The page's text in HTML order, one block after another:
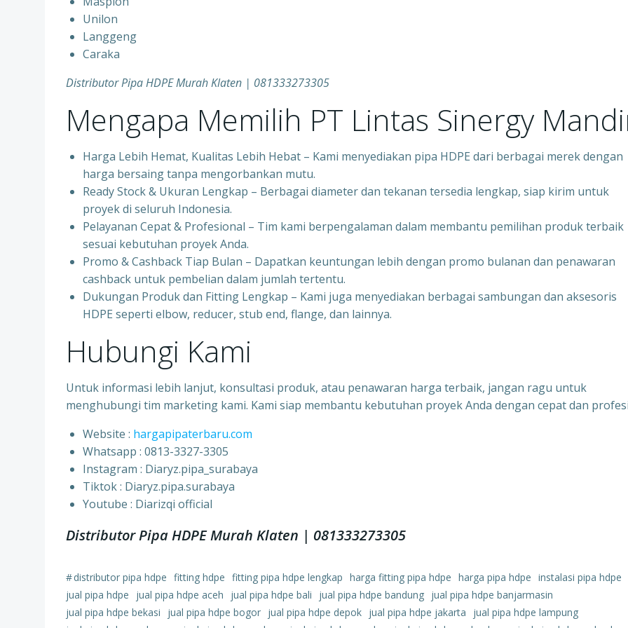
Unilon
Langgeng
Caraka
Distributor Pipa HDPE Murah Klaten | 081333273305
Mengapa Memilih PT Lintas Sinergy
Harga Lebih Hemat, Kualitas Lebih Hebat – Kami menyediakan pipa HDPE dari berbagai merek dengan
harga bersaing tanpa mengorbankan mutu.
Ready Stock & Ukuran Lengkap – Berbagai diameter dan tekanan tersedia lengkap, siap kirim untuk
proyek di seluruh Indonesia.
Pelayanan Cepat & Profesional – Tim kami berpengalaman dalam membantu pemilihan produk terbaik
sesuai kebutuhan proyek Anda.
Promo & Cashback Tiap Bulan – Dapatkan keuntungan lebih dengan promo bulanan dan penawaran
cashback untuk pembelian dalam jumlah tertentu.
Dukungan Produk dan Fitting Lengkap – Kami juga menyediakan berbagai sambungan dan aksesoris
HDPE seperti elbow, reducer, stub end, flange, dan lainnya.
Hubungi Kami
Untuk informasi lebih lanjut, konsultasi produk, atau penawaran harga terbaik, jangan ragu untuk
menghubungi tim marketing kami. Kami siap membantu kebutuhan proyek Anda dengan cepat dan
Website : hargapipaterbaru.com
Whatsapp : 0813-3327-3305
⁠Instagram : Diaryz.pipa_surabaya
⁠Tiktok : Diaryz.pipa.surabaya
⁠Youtube : Diarizqi official
Distributor Pipa HDPE Murah Klaten | 081333273305
#distributor pipa hdpe fitting hdpe fitting pipa hdpe lengkap harga fitting pipa hdpe harga pipa hdpe instalasi pipa hdpe
jual pipa hdpe
jual pipa hdpe aceh jual pipa hdpe bali jual pipa hdpe bandung jual pipa hdpe banjarmasin
jual pipa hdpe bekasi
jual pipa hdpe bogor jual pipa hdpe depok jual pipa hdpe jakarta
jual pipa hdpe lampung